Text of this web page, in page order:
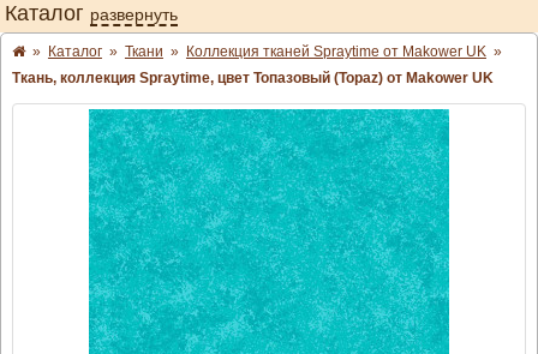
Каталог развернуть
» Каталог » Ткани » Коллекция тканей Spraytime от Makower UK »
Ткань, коллекция Spraytime, цвет Топазовый (Topaz) от Makower UK